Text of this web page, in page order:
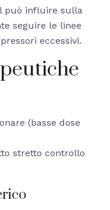
può influire sulla
seguire le linee
eccessivi.
(basse dose
stretto controllo